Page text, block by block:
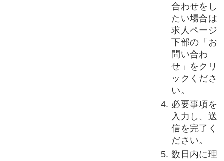
合わせをし
たい場合は
求人ページ
下部の「お
問い合わ
せ」をクリ
ックくださ
い。
必要事項を
入力し、送
信を完了く
ださい。
数日内に理